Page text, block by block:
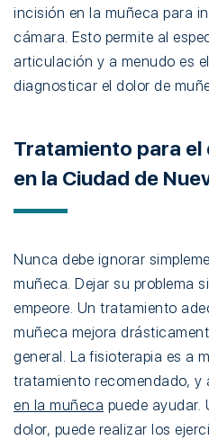
incisión en la muñeca para
cámara. Esto permite al
articulación y a menudo es
diagnosticar el dolor de
Tratamiento para el
en la Ciudad de
Nunca debe ignorar
muñeca. Dejar su problema
empeore. Un tratamiento
muñeca mejora
general. La fisioterapia es a
tratamiento recomendado, y
en la muñeca puede ayudar.
dolor, puede realizar los